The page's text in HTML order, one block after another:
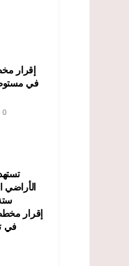
إقرار
في
0
الأراضي
إقرار
في